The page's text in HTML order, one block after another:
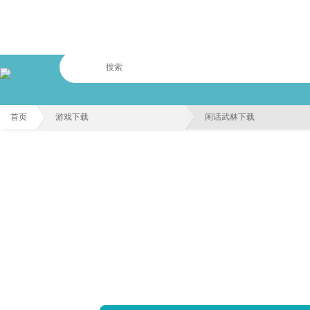
首页 游戏下载 闲话武林下载